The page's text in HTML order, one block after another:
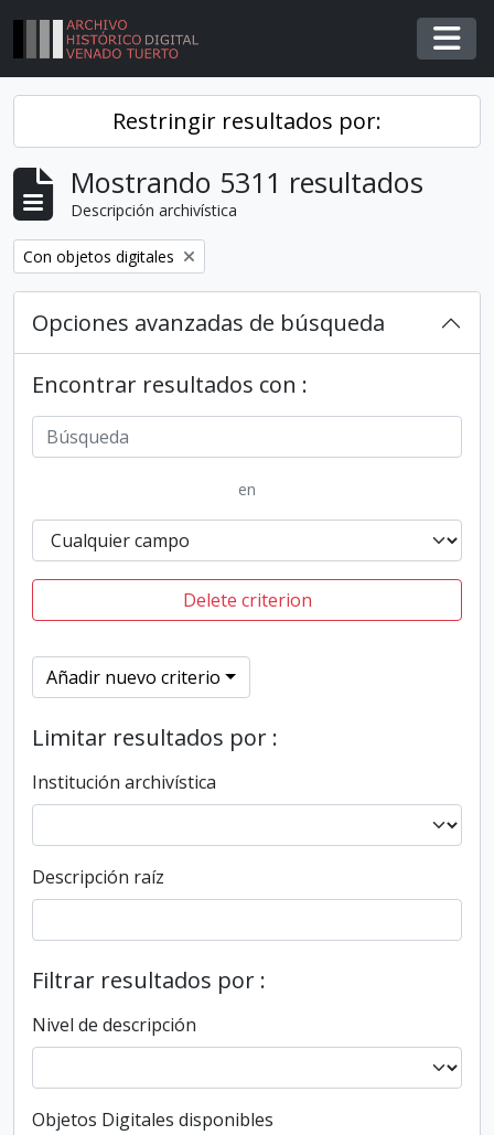
Skip to main content
Restringir resultados por:
Mostrando 5311 resultados
Descripción archivística
Remover filtro
Con objetos digitales
Opciones avanzadas de búsqueda
Encontrar resultados con :
en
Delete criterion
Añadir nuevo criterio
Limitar resultados por :
Institución archivística
Descripción raíz
Filtrar resultados por :
Nivel de descripción
Objetos Digitales disponibles